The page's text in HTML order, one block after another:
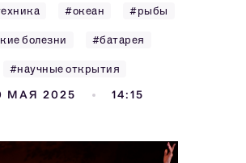
#океан #рыбы
болезни #батарея
#научные открытия
МАЯ 2025 14:15